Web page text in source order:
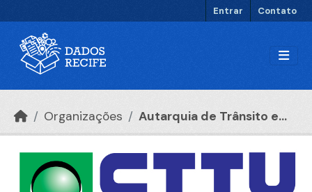
Entrar Contato
Organizações Autarquia de Trânsito e...